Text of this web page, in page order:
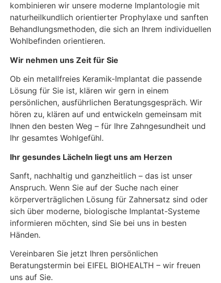
kombinieren wir unsere moderne Implantologie mit
naturheilkundlich orientierter Prophylaxe und sanften
Behandlungsmethoden, die sich an Ihrem individuellen
Wohlbefinden orientieren.
Wir nehmen uns Zeit für Sie
Ob ein metallfreies Keramik-Implantat die passende
Lösung für Sie ist, klären wir gern in einem
persönlichen, ausführlichen Beratungsgespräch. Wir
hören zu, klären auf und entwickeln gemeinsam mit
Ihnen den besten Weg – für Ihre Zahngesundheit und
Ihr gesamtes Wohlgefühl.
Ihr gesundes Lächeln liegt uns am Herzen
Sanft, nachhaltig und ganzheitlich – das ist unser
Anspruch. Wenn Sie auf der Suche nach einer
körperverträglichen Lösung für Zahnersatz sind oder
sich über moderne, biologische Implantat-Systeme
informieren möchten, sind Sie bei uns in besten
Händen.
Vereinbaren Sie jetzt Ihren persönlichen
Beratungstermin bei EIFEL BIOHEALTH – wir freuen
uns auf Sie.